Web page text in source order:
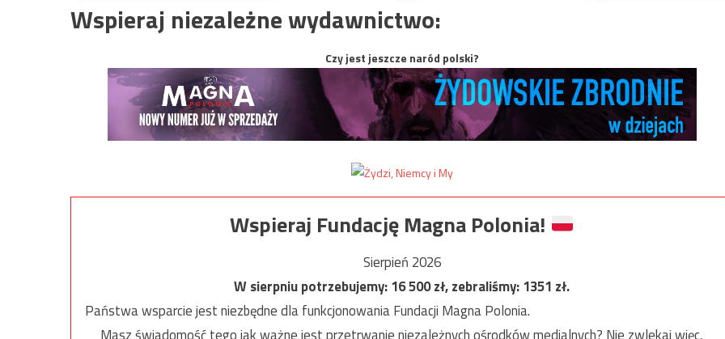
Wspieraj niezależne wydawnictwo:
Czy jest jeszcze naród polski?
Wspieraj Fundację Magna Polonia!
Sierpień 2026
W sierpniu potrzebujemy:16 500zł, zebraliśmy:1351 zł.
Państwa wsparcie jest niezbędne dla funkcjonowania Fundacji Magna Polonia.